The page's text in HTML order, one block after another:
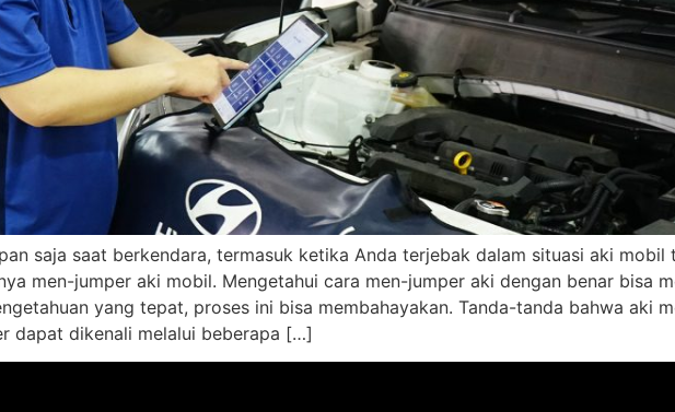
saja saat berkendara, termasuk ketika Anda terjebak dalam situasi aki mobil
men-jumper aki mobil. Mengetahui cara men-jumper aki dengan benar bisa
yang tepat, proses ini bisa membahayakan. Tanda-tanda bahwa aki
dapat dikenali melalui beberapa […]